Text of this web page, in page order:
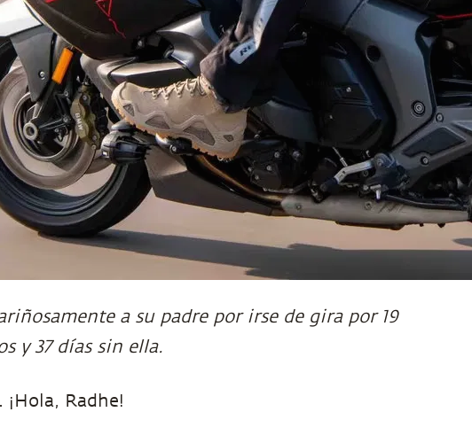
a su padre por irse de gira por 19
y 37 días sin ella.
¡Hola, Radhe!